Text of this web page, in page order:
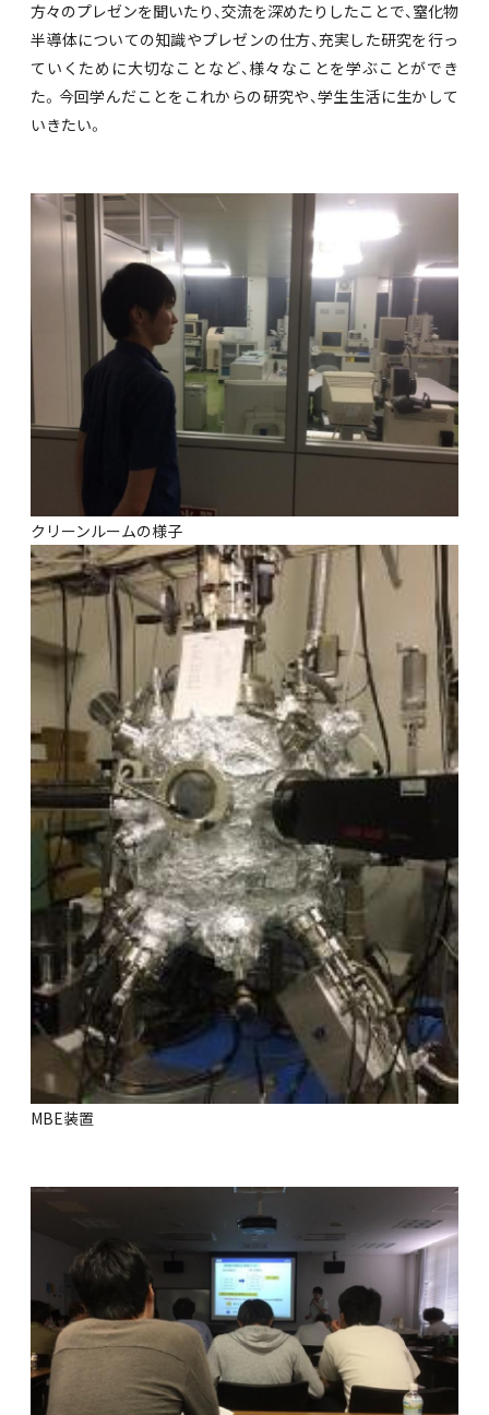
方々のプレゼンを聞いたり、交流を深めたりしたことで、窒化物
半導体についての知識やプレゼンの仕方、充実した研究を行っ
ていくために大切なことなど、様々なことを学ぶことができ
た。今回学んだことをこれからの研究や、学生生活に生かして
いきたい。
クリーンルームの様子
MBE装置